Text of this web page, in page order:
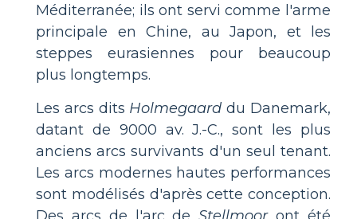
Méditerranée; ils ont servi comme l'arme
principale en Chine, au Japon, et les
steppes eurasiennes pour beaucoup
plus longtemps.
Les arcs dits Holmegaard du Danemark,
datant de 9000 av. J.-C., sont les plus
anciens arcs survivants d'un seul tenant.
Les arcs modernes hautes performances
sont modélisés d'après cette conception.